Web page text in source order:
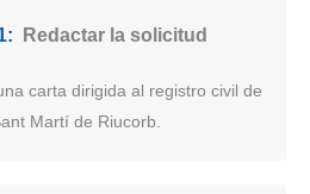
Redactar la solicitud
carta dirigida al registro civil de
Martí de Riucorb.